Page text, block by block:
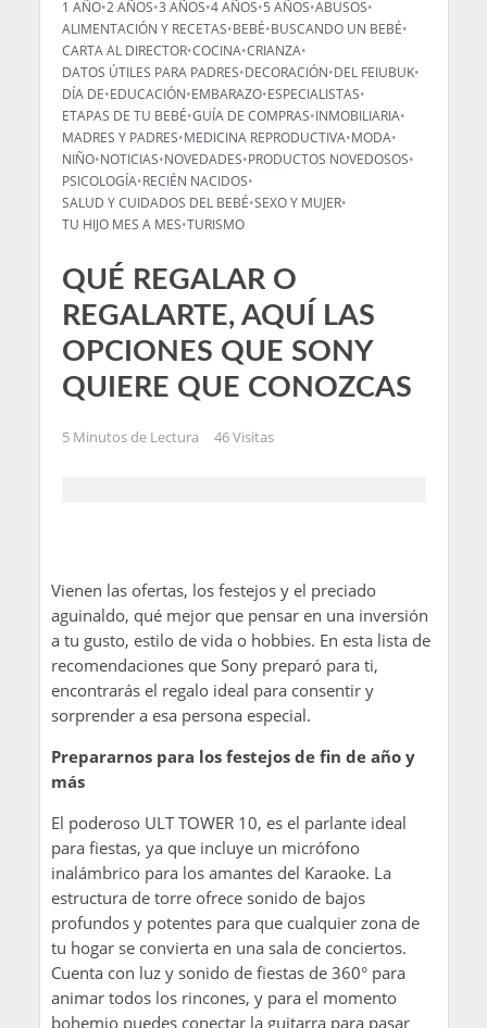
1 AÑO•2 AÑOS•3 AÑOS•4 AÑOS•5 AÑOS•ABUSOS•
ALIMENTACIÓN Y RECETAS•BEBÉ•BUSCANDO UN BEBÉ•
CARTA AL DIRECTOR•COCINA•CRIANZA•
DATOS ÚTILES PARA PADRES•DECORACIÓN•DEL FEIUBUK•
DÍA DE•EDUCACIÓN•EMBARAZO•ESPECIALISTAS•
ETAPAS DE TU BEBÉ•GUÍA DE COMPRAS•INMOBILIARIA•
MADRES Y PADRES•MEDICINA REPRODUCTIVA•MODA•
NIÑO•NOTICIAS•NOVEDADES•PRODUCTOS NOVEDOSOS•
PSICOLOGÍA•RECIÉN NACIDOS•
SALUD Y CUIDADOS DEL BEBÉ•SEXO Y MUJER•
TU HIJO MES A MES•TURISMO
QUÉ REGALAR O
REGALARTE, AQUÍ LAS
OPCIONES QUE SONY
QUIERE QUE CONOZCAS
5 Minutos de Lectura 46 Visitas
Vienen las ofertas, los festejos y el preciado
aguinaldo, qué mejor que pensar en una inversión
a tu gusto, estilo de vida o hobbies. En esta lista de
recomendaciones que Sony preparó para ti,
encontrarás el regalo ideal para consentir y
sorprender a esa persona especial.
Prepararnos para los festejos de fin de año y
más
El poderoso ULT TOWER 10, es el parlante ideal
para fiestas, ya que incluye un micrófono
inalámbrico para los amantes del Karaoke. La
estructura de torre ofrece sonido de bajos
profundos y potentes para que cualquier zona de
tu hogar se convierta en una sala de conciertos.
Cuenta con luz y sonido de fiestas de 360° para
animar todos los rincones, y para el momento
bohemio puedes conectar la guitarra para pasar